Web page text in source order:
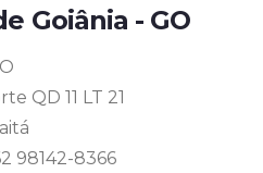
Goiânia - GO
QD 11 LT 21
98142-8366